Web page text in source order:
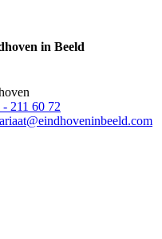
in Beeld
- 211 60 72